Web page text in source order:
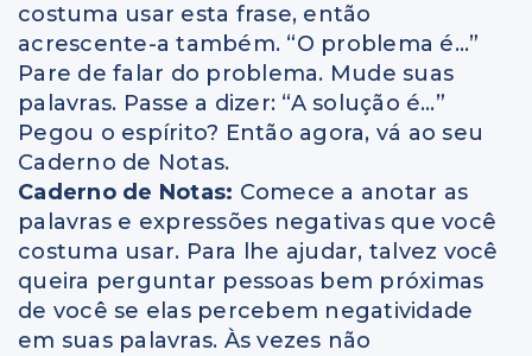
costuma usar esta frase, então
acrescente-a também. “O problema é…”
Pare de falar do problema. Mude suas
palavras. Passe a dizer: “A solução é…”
Pegou o espírito? Então agora, vá ao seu
Caderno de Notas.
Caderno de Notas: Comece a anotar as
palavras e expressões negativas que você
costuma usar. Para lhe ajudar, talvez você
queira perguntar pessoas bem próximas
de você se elas percebem negatividade
em suas palavras. Às vezes não